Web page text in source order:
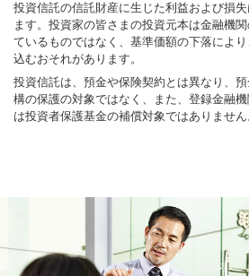
投資信託の信託財産に生じた利益および損
ます。投資家の皆さまの投資元本は金融機
ているものではなく、基準価額の下落によ
込むおそれがあります。
投資信託は、預金や保険契約とは異なり、
構の保護の対象ではなく、また、登録金融
は投資者保護基金の補償対象ではありません